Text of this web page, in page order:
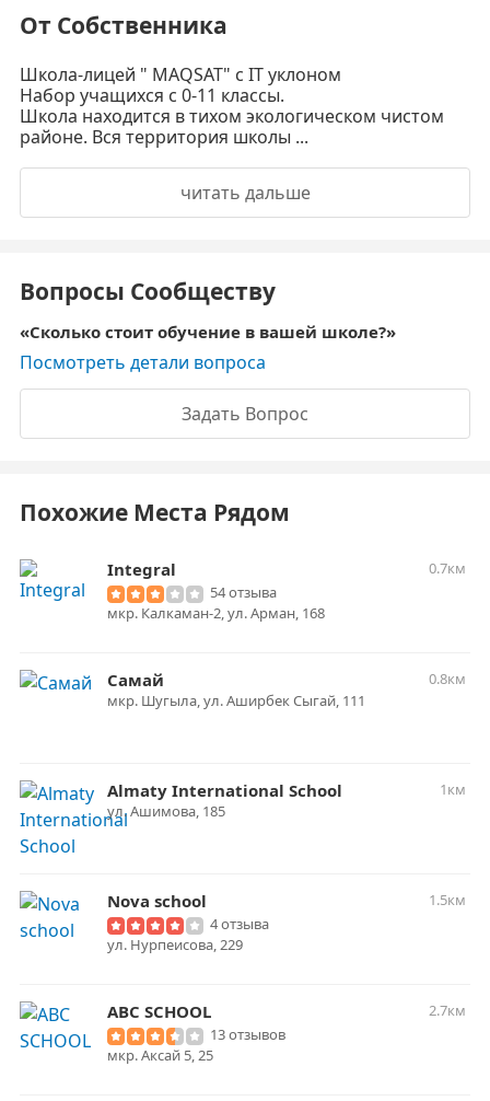
От Собственника
Школа-лицей " МAQSAT" с IT уклоном
Набор учащихся с 0-11 классы.
Школа находится в тихом экологическом чистом
районе. Вся территория школы ...
читать дальше
Вопросы Сообществу
Сколько стоит обучение в вашей школе?
Посмотреть детали вопроса
Задать Вопрос
Похожие Места Рядом
Integral
0.7км
54 отзыва
мкр. Калкаман-2, ул. Арман, 168
Самай
0.8км
мкр. Шугыла, ул. ​Аширбек Сыгай, 111
Almaty International School
1км
ул. Ашимова, 185
Nova school
1.5км
4 отзыва
​ул. Нурпеисова, 229
ABC SCHOOL
2.7км
13 отзывов
мкр. Аксай 5, 25